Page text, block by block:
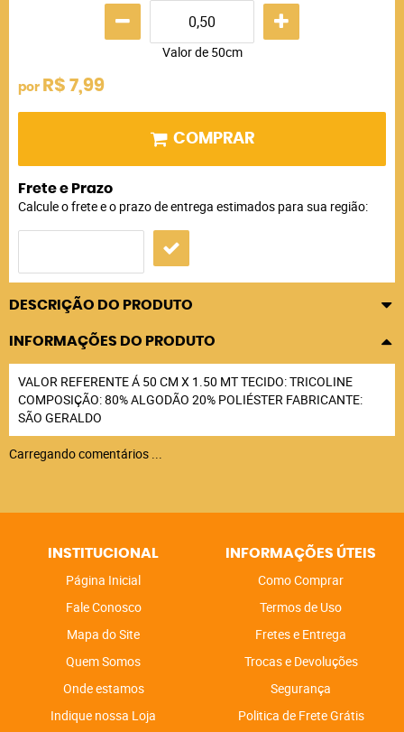
Valor de 50cm
por R$ 7,99
COMPRAR
Frete e Prazo
Calcule o frete e o prazo de entrega estimados para sua região:
DESCRIÇÃO DO PRODUTO
INFORMAÇÕES DO PRODUTO
VALOR REFERENTE Á 50 CM X 1.50 MT TECIDO: TRICOLINE
COMPOSIÇÃO: 80% ALGODÃO 20% POLIÉSTER FABRICANTE:
SÃO GERALDO
Carregando comentários ...
INSTITUCIONAL
Página Inicial
Fale Conosco
Mapa do Site
Quem Somos
Onde estamos
Indique nossa Loja
INFORMAÇÕES ÚTEIS
Como Comprar
Termos de Uso
Fretes e Entrega
Trocas e Devoluções
Segurança
Politica de Frete Grátis